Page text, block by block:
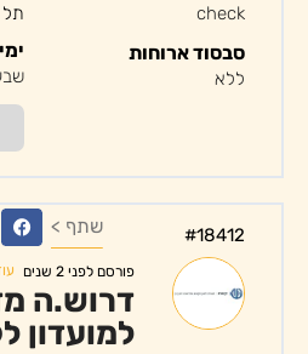
check
סבסוד ארוחות
ללא
תל
#18412 שתף >
פורסם לפני 2 שנים
דרוש.ה
למועדון